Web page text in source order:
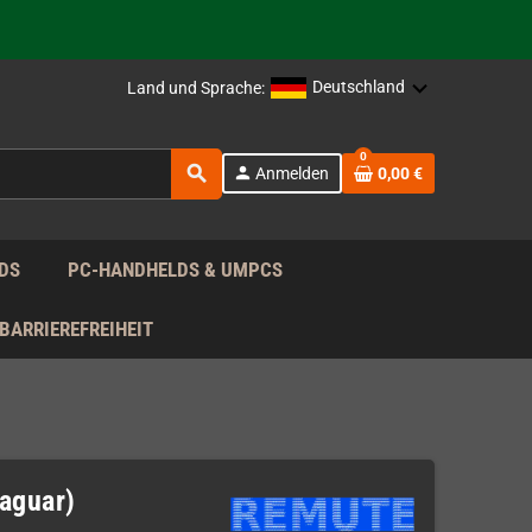
Land und Sprache: Deutschland
search person Anmelden
0
0,00 €
PC-HANDHELDS & UMPCS
BARRIEREFREIHEIT